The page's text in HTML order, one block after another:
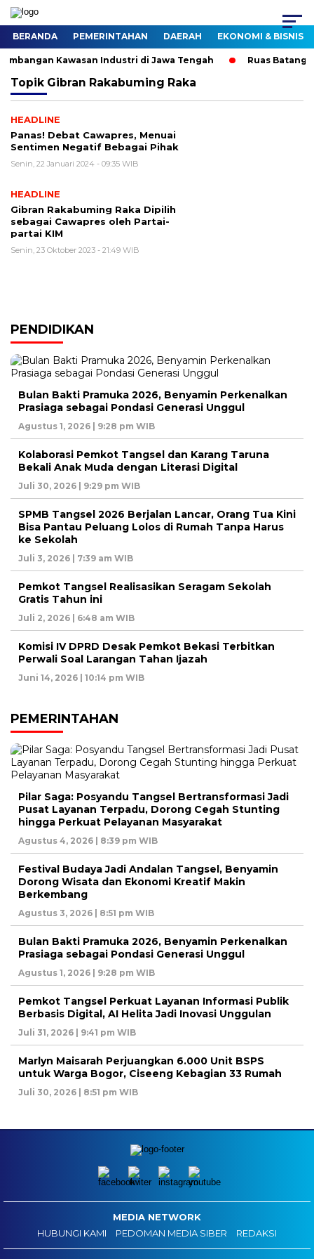
BERANDA PEMERINTAHAN DAERAH EKONOMI & BISNIS
Kawasan Industri di Jawa Tengah Ruas
Topik Gibran Rakabuming Raka
HEADLINE
Panas! Debat Cawapres, Menuai
Sentimen Negatif Bebagai Pihak
Senin, 22 Januari 2024 - 09:35 WIB
HEADLINE
Gibran Rakabuming Raka Dipilih
sebagai Cawapres oleh Partai-
partai KIM
Senin, 23 Oktober 2023 - 21:49 WIB
PENDIDIKAN
Bulan Bakti Pramuka 2026, Benyamin Perkenalkan
Prasiaga sebagai Pondasi Generasi Unggul
Agustus 1, 2026 | 9:28 pm WIB
Kolaborasi Pemkot Tangsel dan Karang Taruna
Bekali Anak Muda dengan Literasi Digital
Juli 30, 2026 | 9:29 pm WIB
SPMB Tangsel 2026 Berjalan Lancar, Orang Tua Kini
Bisa Pantau Peluang Lolos di Rumah Tanpa Harus
ke Sekolah
Juli 3, 2026 | 7:39 am WIB
Pemkot Tangsel Realisasikan Seragam Sekolah
Gratis Tahun ini
Juli 2, 2026 | 6:48 am WIB
Komisi IV DPRD Desak Pemkot Bekasi Terbitkan
Perwali Soal Larangan Tahan Ijazah
Juni 14, 2026 | 10:14 pm WIB
PEMERINTAHAN
Pilar Saga: Posyandu Tangsel Bertransformasi Jadi
Pusat Layanan Terpadu, Dorong Cegah Stunting
hingga Perkuat Pelayanan Masyarakat
Agustus 4, 2026 | 8:39 pm WIB
Festival Budaya Jadi Andalan Tangsel, Benyamin
Dorong Wisata dan Ekonomi Kreatif Makin
Berkembang
Agustus 3, 2026 | 8:51 pm WIB
Bulan Bakti Pramuka 2026, Benyamin Perkenalkan
Prasiaga sebagai Pondasi Generasi Unggul
Agustus 1, 2026 | 9:28 pm WIB
Pemkot Tangsel Perkuat Layanan Informasi Publik
Berbasis Digital, AI Helita Jadi Inovasi Unggulan
Juli 31, 2026 | 9:41 pm WIB
Marlyn Maisarah Perjuangkan 6.000 Unit BSPS
untuk Warga Bogor, Ciseeng Kebagian 33 Rumah
Juli 30, 2026 | 8:51 pm WIB
MEDIA NETWORK
HUBUNGI KAMI
PEDOMAN MEDIA SIBER REDAKSI